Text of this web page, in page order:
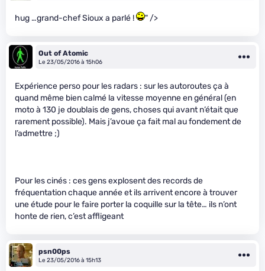
hug …grand-chef Sioux a parlé ! " />
Out of Atomic
Le 23/05/2016 à 15h06
Expérience perso pour les radars : sur les autoroutes ça à
quand même bien calmé la vitesse moyenne en général (en
moto à 130 je doublais de gens, choses qui avant n’était que
rarement possible). Mais j’avoue ça fait mal au fondement de
l’admettre ;)
Pour les cinés : ces gens explosent des records de
fréquentation chaque année et ils arrivent encore à trouver
une étude pour le faire porter la coquille sur la tête… ils n’ont
honte de rien, c’est affligeant
psn00ps
Le 23/05/2016 à 15h13